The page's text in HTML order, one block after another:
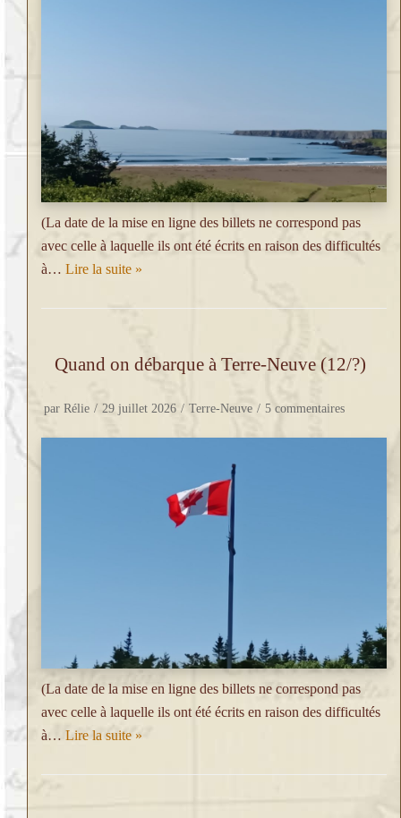
(La date de la mise en ligne des billets ne correspond pas
avec celle à laquelle ils ont été écrits en raison des difficultés
à… Lire la suite »
Quand on débarque à Terre-Neuve (12/?)
par Rélie 29 juillet 2026 Terre-Neuve 5 commentaires
(La date de la mise en ligne des billets ne correspond pas
avec celle à laquelle ils ont été écrits en raison des difficultés
à… Lire la suite »